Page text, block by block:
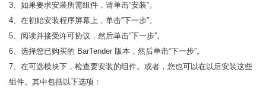
3、如果要求安装所需组件，请单击“安装”。
4、在初始安装程序屏幕上，单击“下一步”。
5、阅读并接受许可协议，然后单击“下一步”。
6、选择您已购买的 BarTender 版本，然后单击“下一步”。
7、在可选模块下，检查要安装的组件。或者，您也可以在以后安装这些
组件。其中包括以下选项：